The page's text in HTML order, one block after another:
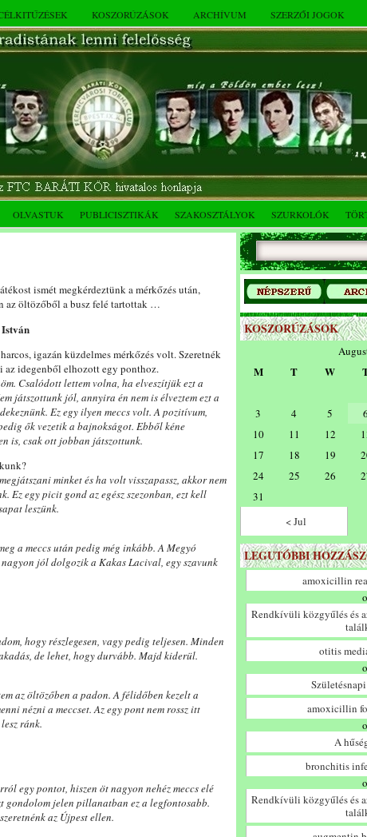
KOSZORÚZÁSOK ARCHÍVUM SZERZŐI JOGOK
OLVASTUK PUBLICISZTIKÁK SZAKOSZTÁLYOK SZURKOLÓK
ismét megkérdeztünk a mérkőzés után,
az öltözőből a busz felé tartottak …
igazán küzdelmes mérkőzés volt. Szeretnék
az idegenből elhozott egy ponthoz.
Csalódott lettem volna, ha elveszítjük ezt a
játszottunk jól, annyira én nem is élveztem ezt a
Ez egy ilyen meccs volt. A pozitívum,
ők vezetik a bajnokságot. Ebből kéne
is, csak ott jobban játszottunk.
minket és ha volt visszapassz, akkor nem
Ez egy picit gond az egész szezonban, ezt kell
leszünk.
a meccs után pedig még inkább. A Megyó
jól dolgozik a Kakas Lacival, egy szavunk
hogy részlegesen, vagy pedig teljesen. Minden
de lehet, hogy durvább. Majd kiderül.
az öltözőben a padon. A félidőben kezelt a
nézni a meccset. Az egy pont nem rossz itt
ránk.
egy pontot, hiszen öt nagyon nehéz meccs elé
gondolom jelen pillanatban ez a legfontosabb.
az Újpest ellen.
KOSZORÚZÁSOK
M T W
3
4 5 6
10
11 12
17
18 19
24
25 26
31
< Jul
LEGUTÓBBI
amoxicillin
Rendkívüli közgyűlés és
otitis
amoxicillin
A
bronchitis
Rendkívüli közgyűlés és